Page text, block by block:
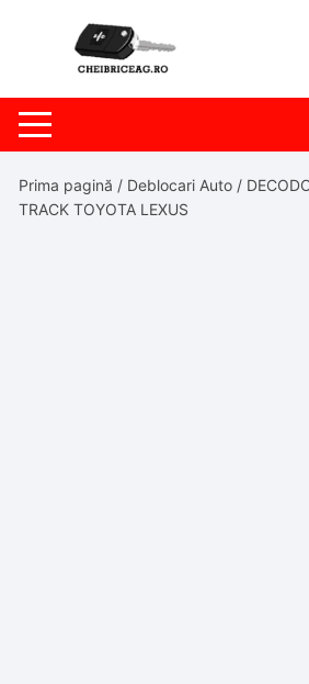
Prima pagină / Deblocari Auto /
TRACK TOYOTA LEXUS